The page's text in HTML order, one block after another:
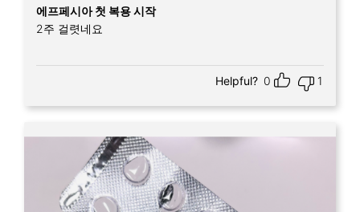
Rated5out
of 5
에프페시아 첫 복용 시작
2주 걸렷네요
Helpful? 0 1